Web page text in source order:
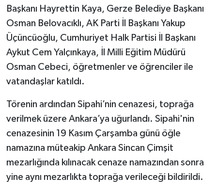
Başkanı Hayrettin Kaya, Gerze Belediye Başkanı
Osman Belovacıklı, AK Parti İl Başkanı Yakup
Üçüncüoğlu, Cumhuriyet Halk Partisi İl Başkanı
Aykut Cem Yalçınkaya, İl Milli Eğitim Müdürü
Osman Cebeci, öğretmenler ve öğrenciler ile
vatandaşlar katıldı.
Törenin ardından Sipahi’nin cenazesi, toprağa
verilmek üzere Ankara’ya uğurlandı. Sipahi'nin
cenazesinin 19 Kasım Çarşamba günü öğle
namazına müteakip Ankara Sincan Çimşit
mezarlığında kılınacak cenaze namazından sonra
yine aynı mezarlıkta toprağa verileceği bildirildi.